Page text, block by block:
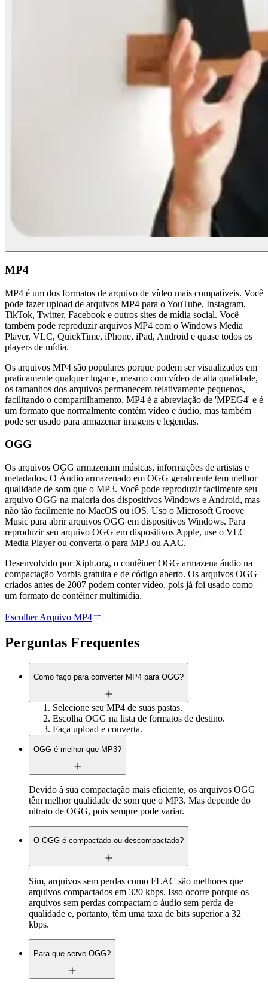
MP4
MP4 é um dos formatos de arquivo de vídeo mais compatíveis. Você
pode fazer upload de arquivos MP4 para o YouTube, Instagram,
TikTok, Twitter, Facebook e outros sites de mídia social. Você
também pode reproduzir arquivos MP4 com o Windows Media
Player, VLC, QuickTime, iPhone, iPad, Android e quase todos os
players de mídia.
Os arquivos MP4 são populares porque podem ser visualizados em
praticamente qualquer lugar e, mesmo com vídeo de alta qualidade,
os tamanhos dos arquivos permanecem relativamente pequenos,
facilitando o compartilhamento. MP4 é a abreviação de 'MPEG4' e é
um formato que normalmente contém vídeo e áudio, mas também
pode ser usado para armazenar imagens e legendas.
OGG
Os arquivos OGG armazenam músicas, informações de artistas e
metadados. O Áudio armazenado em OGG geralmente tem melhor
qualidade de som que o MP3. Você pode reproduzir facilmente seu
arquivo OGG na maioria dos dispositivos Windows e Android, mas
não tão facilmente no MacOS ou iOS. Uso o Microsoft Groove
Music para abrir arquivos OGG em dispositivos Windows. Para
reproduzir seu arquivo OGG em dispositivos Apple, use o VLC
Media Player ou converta-o para MP3 ou AAC.
Desenvolvido por Xiph.org, o contêiner OGG armazena áudio na
compactação Vorbis gratuita e de código aberto. Os arquivos OGG
criados antes de 2007 podem conter vídeo, pois já foi usado como
um formato de contêiner multimídia.
Escolher Arquivo MP4
Perguntas Frequentes
Como faço para converter MP4 para OGG?
Selecione seu MP4 de suas pastas.
Escolha OGG na lista de formatos de destino.
Faça upload e converta.
OGG é melhor que MP3?
Devido à sua compactação mais eficiente, os arquivos OGG
têm melhor qualidade de som que o MP3. Mas depende do
nitrato de OGG, pois sempre pode variar.
O OGG é compactado ou descompactado?
Sim, arquivos sem perdas como FLAC são melhores que
arquivos compactados em 320 kbps. Isso ocorre porque os
arquivos sem perdas compactam o áudio sem perda de
qualidade e, portanto, têm uma taxa de bits superior a 32
kbps.
Para que serve OGG?